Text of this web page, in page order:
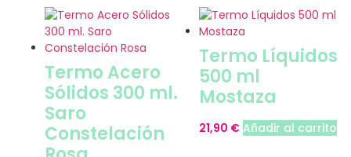
Termo Acero
Sólidos 300 ml.
Saro
Constelación
Termo Líquidos
500 ml
Mostaza
21,90 € Añadir al carrito